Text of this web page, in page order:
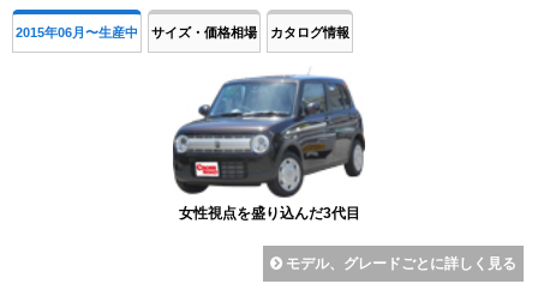
2015年06月〜生産中 サイズ・価格相場 カタログ情報
女性視点を盛り込んだ3代目
モデル、グレードごとに詳しく見る